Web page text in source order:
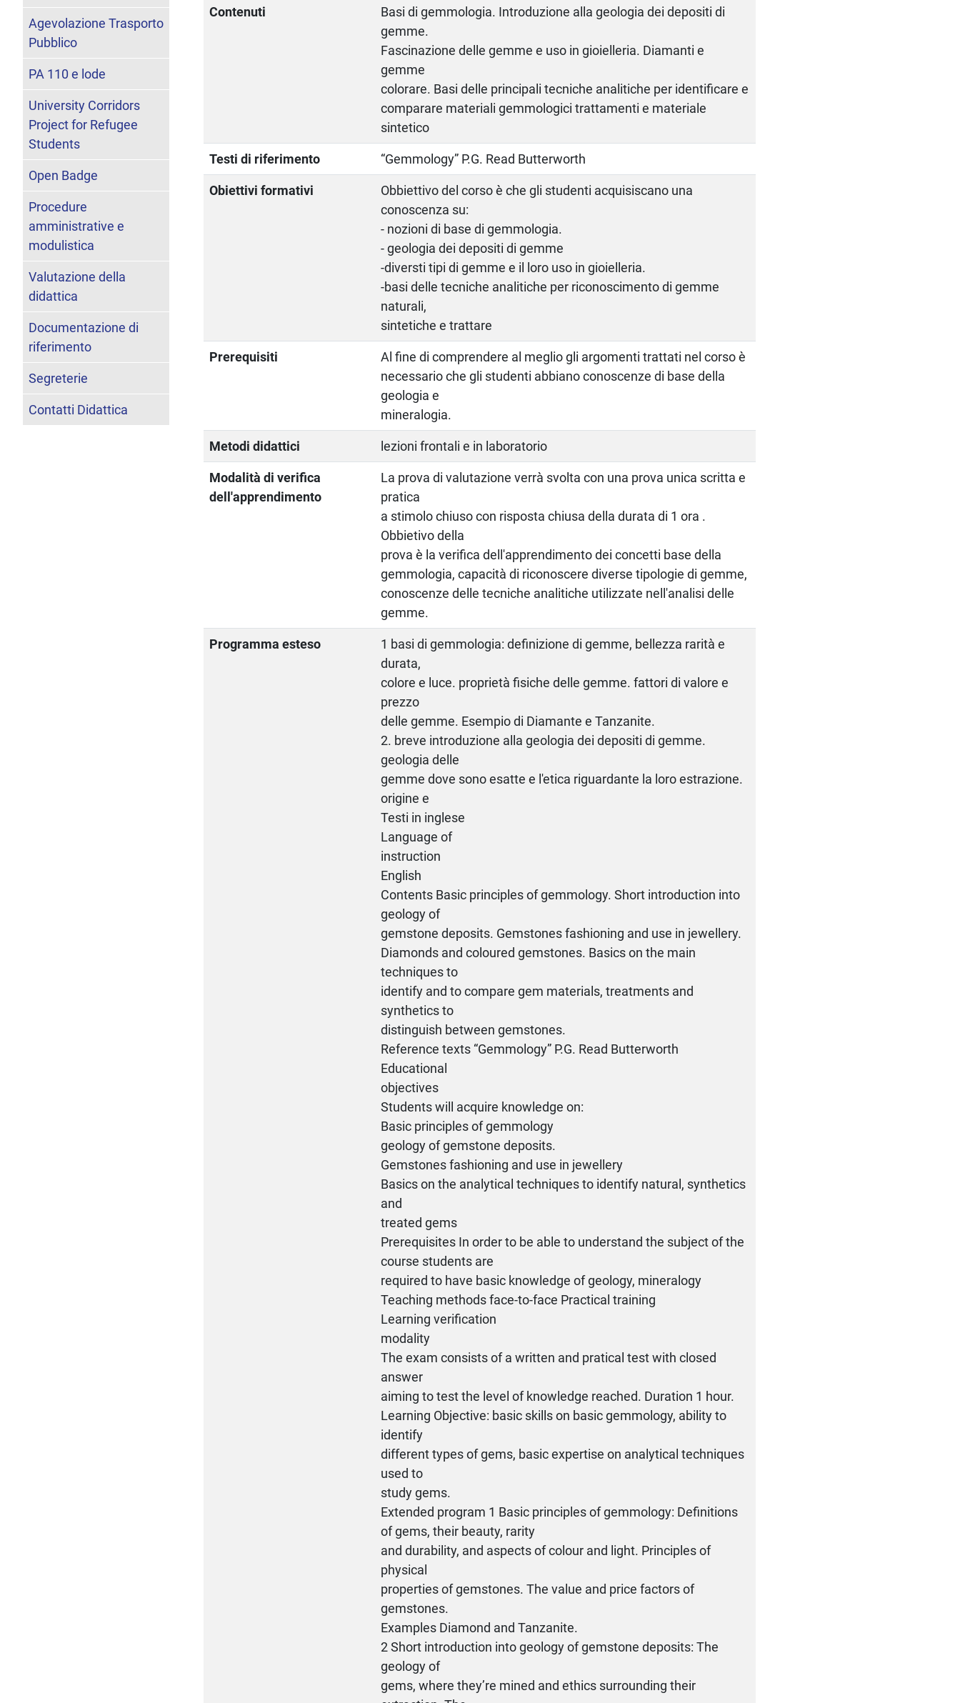
Contenuti
Basi di gemmologia. Introduzione alla geologia dei depositi di
gemme.
Fascinazione delle gemme e uso in gioielleria. Diamanti e
gemme
colorare. Basi delle principali tecniche analitiche per identificare e
comparare materiali gemmologici trattamenti e materiale
sintetico
Testi di riferimento “Gemmology” P.G. Read Butterworth
Obiettivi formativi
Obbiettivo del corso è che gli studenti acquisiscano una
conoscenza su:
- nozioni di base di gemmologia.
- geologia dei depositi di gemme
-diversti tipi di gemme e il loro uso in gioielleria.
-basi delle tecniche analitiche per riconoscimento di gemme
naturali,
sintetiche e trattare
Prerequisiti
Al fine di comprendere al meglio gli argomenti trattati nel corso è
necessario che gli studenti abbiano conoscenze di base della
geologia e
mineralogia.
Metodi didattici lezioni frontali e in laboratorio
Modalità di verifica
dell'apprendimento
La prova di valutazione verrà svolta con una prova unica scritta e
pratica
a stimolo chiuso con risposta chiusa della durata di 1 ora .
Obbietivo della
prova è la verifica dell'apprendimento dei concetti base della
gemmologia, capacità di riconoscere diverse tipologie di gemme,
conoscenze delle tecniche analitiche utilizzate nell'analisi delle
gemme.
Programma esteso
1 basi di gemmologia: definizione di gemme, bellezza rarità e
durata,
colore e luce. proprietà fisiche delle gemme. fattori di valore e
prezzo
delle gemme. Esempio di Diamante e Tanzanite.
2. breve introduzione alla geologia dei depositi di gemme.
geologia delle
gemme dove sono esatte e l'etica riguardante la loro estrazione.
origine e
Testi in inglese
Language of
instruction
English
Contents Basic principles of gemmology. Short introduction into
geology of
gemstone deposits. Gemstones fashioning and use in jewellery.
Diamonds and coloured gemstones. Basics on the main
techniques to
identify and to compare gem materials, treatments and
synthetics to
distinguish between gemstones.
Reference texts “Gemmology” P.G. Read Butterworth
Educational
objectives
Students will acquire knowledge on:
Basic principles of gemmology
geology of gemstone deposits.
Gemstones fashioning and use in jewellery
Basics on the analytical techniques to identify natural, synthetics
and
treated gems
Prerequisites In order to be able to understand the subject of the
course students are
required to have basic knowledge of geology, mineralogy
Teaching methods face-to-face Practical training
Learning verification
modality
The exam consists of a written and pratical test with closed
answer
aiming to test the level of knowledge reached. Duration 1 hour.
Learning Objective: basic skills on basic gemmology, ability to
identify
different types of gems, basic expertise on analytical techniques
used to
study gems.
Extended program 1 Basic principles of gemmology: Definitions
of gems, their beauty, rarity
and durability, and aspects of colour and light. Principles of
physical
properties of gemstones. The value and price factors of
gemstones.
Examples Diamond and Tanzanite.
2 Short introduction into geology of gemstone deposits: The
geology of
gems, where they’re mined and ethics surrounding their
Agevolazione Trasporto
Pubblico
PA 110 e lode
University Corridors
Project for Refugee
Students
Open Badge
Procedure
amministrative e
modulistica
Valutazione della
didattica
Documentazione di
riferimento
Segreterie
Contatti Didattica